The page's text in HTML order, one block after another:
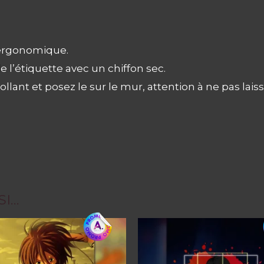
l’étiquette avec un chiffon sec.
et posez le sur le mur, attention à ne pas
Ce
produit